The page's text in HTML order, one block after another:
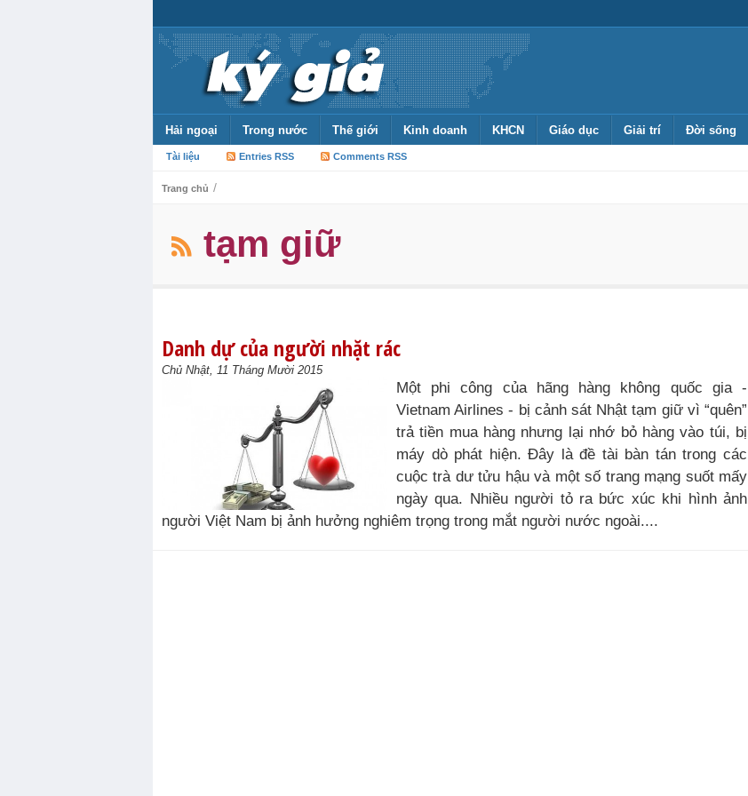
Hải ngoại Trong nước Thế giới Kinh doanh KHCN Giáo dục Giải trí Đời sống
Tài liệu Entries RSS Comments RSS
Trang chủ /
tạm giữ
Danh dự của người nhặt rác
Chủ Nhật, 11 Tháng Mười 2015
Một phi công của hãng hàng không quốc gia -
Vietnam Airlines - bị cảnh sát Nhật tạm giữ vì “quên”
trả tiền mua hàng nhưng lại nhớ bỏ hàng vào túi, bị
máy dò phát hiện. Đây là đề tài bàn tán trong các
cuộc trà dư tửu hậu và một số trang mạng suốt mấy
ngày qua. Nhiều người tỏ ra bức xúc khi hình ảnh
người Việt Nam bị ảnh hưởng nghiêm trọng trong mắt người nước ngoài....